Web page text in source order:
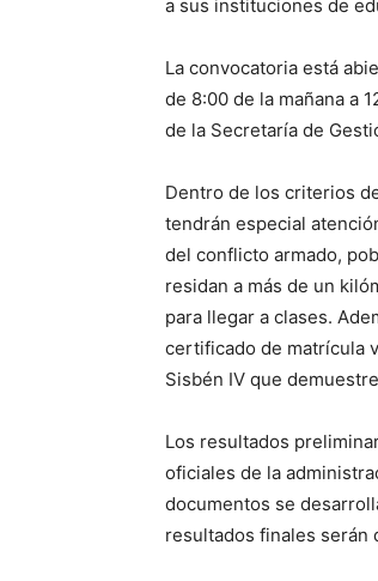
a sus instituciones de
La convocatoria está
de 8:00 de la mañana a
de la Secretaría de
Dentro de los criterios
tendrán especial
del conflicto armado,
residan a más de un
para llegar a clases.
certificado de matrícula
Sisbén IV que
Los resultados
oficiales de la
documentos se
resultados finales serán